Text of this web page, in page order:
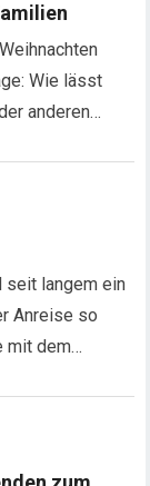
Wie lässt
anderen…
langem ein
Anreise so
mit dem…